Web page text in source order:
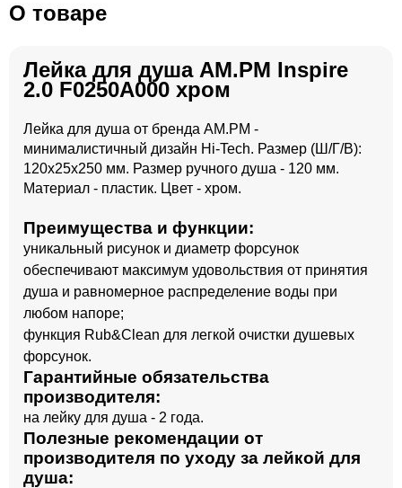
О товаре
Лейка для душа AM.PM Inspire
2.0 F0250A000 хром
Лейка для душа от бренда АM.PM -
минималистичный дизайн Hi-Tech. Размер (Ш/Г/В):
120x25x250 мм. Размер ручного душа - 120 мм.
Материал - пластик. Цвет - хром.
Преимущества и функции:
уникальный рисунок и диаметр форсунок
обеспечивают максимум удовольствия от принятия
душа и равномерное распределение воды при
любом напоре;
функция Rub&Clean для легкой очистки душевых
форсунок.
Гарантийные обязательства
производителя:
на лейку для душа - 2 года.
Полезные рекомендации от
производителя по уходу за лейкой для
душа: